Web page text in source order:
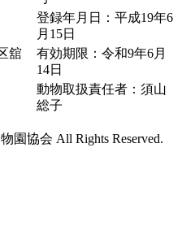
登録年月日：平成19年6
月15日
舘
有効期限：令和9年6月
14日
動物取扱責任者：須山
総子
園協会 All Rights Reserved.